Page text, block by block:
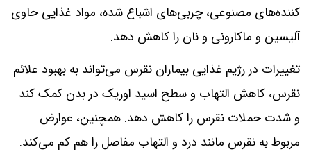
کننده‌های مصنوعی، چربی‌های اشباع شده، مواد غذایی حاوی
آلیسین و ماکارونی و نان را کاهش دهد.
تغییرات در رژیم غذایی بیماران نقرس می‌تواند به بهبود علائم
نقرس، کاهش التهاب و سطح اسید اوریک در بدن کمک کند
و شدت حملات نقرس را کاهش دهد. همچنین، عوارض
مربوط به نقرس مانند درد و التهاب مفاصل را هم کم می‌کند.